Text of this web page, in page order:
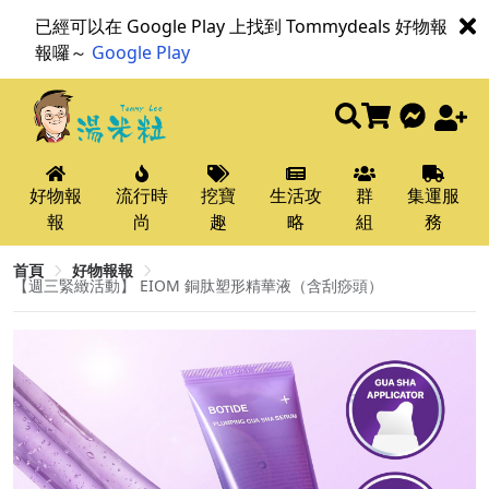
已經可以在 Google Play 上找到 Tommydeals 好物報
報囉～ Google Play
好物報
報
流行時
尚
挖寶
趣
生活攻
略
群
組
集運服
務
首頁 好物報報
【週三緊緻活動】 EIOM 銅肽塑形精華液（含刮痧頭）